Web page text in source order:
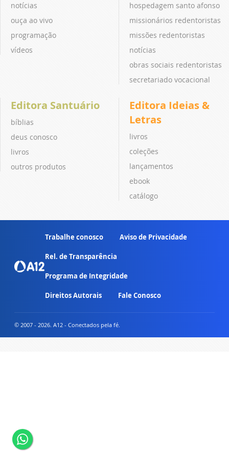
notícias
ouça ao vivo
programação
vídeos
hospedagem santo afonso
missionários redentoristas
missões redentoristas
notícias
obras sociais redentoristas
secretariado vocacional
Editora Santuário
bíblias
deus conosco
livros
outros produtos
Editora Ideias &
Letras
livros
coleções
lançamentos
ebook
catálogo
Trabalhe conosco Aviso de Privacidade
Rel. de Transparência
Programa de Integridade
Direitos Autorais Fale Conosco
© 2007 - 2026. A12 - Conectados pela fé.